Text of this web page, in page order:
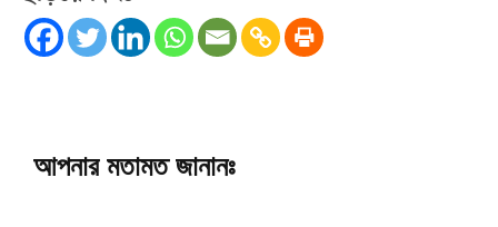
আপনার মতামত জানানঃ